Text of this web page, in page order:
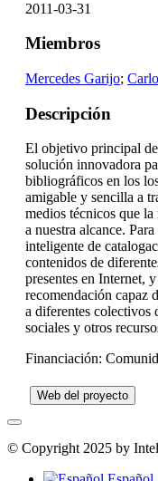
2011-03-31
Miembros
Mercedes Garijo;
Descripción
El objetivo principal
solución innovadora
bibliográficos en los
amigable y sencilla a
medios técnicos que
a nuestra alcance.
inteligente de
contenidos de
presentes en Internet,
recomendación capaz
a diferentes colectivos
sociales y otros
Financiación:
Web del proyecto
© Copyright 2025 by